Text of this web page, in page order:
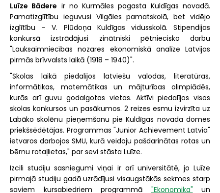
Luīze Bādere ir no Kurmāles pagasta Kuldīgas novadā.
Pamatizglītību ieguvusi Vilgāles pamatskolā, bet vidējo
izglītību – V. Plūdoņa Kuldīgas vidusskolā. Stipendijas
konkursā izstrādājusi zinātniski pētniecisko darbu
"Lauksaimniecības nozares ekonomiskā analīze Latvijas
pirmās brīvvalsts laikā (1918 – 1940)".
"Skolas laikā piedalījos latviešu valodas, literatūras,
informātikas, matemātikas un mājturības olimpiādēs,
kurās arī guvu godalgotas vietas. Aktīvi piedalījos visos
skolas konkursos un pasākumos. 2 reizes esmu izvirzīta uz
Labāko skolēnu pieņemšanu pie Kuldīgas novada domes
priekšsēdētājas. Programmas "Junior Achievement Latvia"
ietvaros darbojos SMU, kurā veidoju pašdarinātas rotas un
bērnu rotaļlietas," par sevi stāsta Luīze.
Izcili studiju sasniegumi viņai ir arī universitātē, jo Luīze
pirmajā studiju gadā uzrādījusi visaugstākās sekmes starp
saviem kursabiedriem programmā "Ekonomika" un